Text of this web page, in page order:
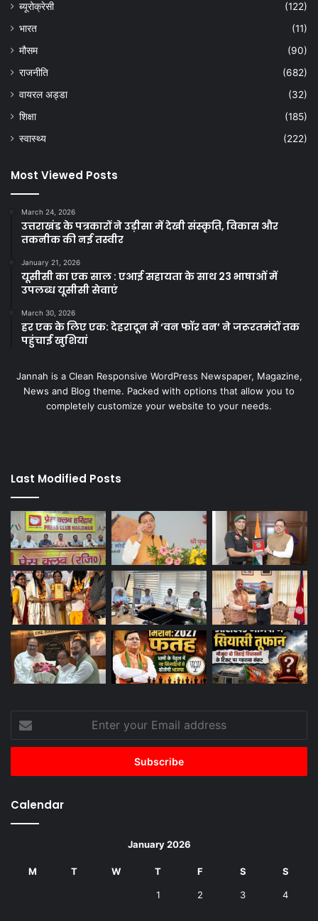
ब्यूरोक्रेसी
(122)
भारत
(11)
मौसम
(90)
राजनीति
(682)
वायरल अड्डा
(32)
शिक्षा
(185)
स्वास्थ्य
(222)
Most Viewed Posts
March 24, 2026
उत्तराखंड के पत्रकारों ने उड़ीसा में देखी संस्कृति, विकास और
तकनीक की नई तस्वीर
January 21, 2026
यूसीसी का एक साल : एआई सहायता के साथ 23 भाषाओं में
उपलब्ध यूसीसी सेवाएं
March 30, 2026
हर एक के लिए एक: देहरादून में ‘वन फॉर वन’ ने जरूरतमंदों तक
पहुंचाई खुशियां
Jannah is a Clean Responsive WordPress Newspaper, Magazine,
News and Blog theme. Packed with options that allow you to
completely customize your website to your needs.
Last Modified Posts
your
Email
Calendar
January 2026
M T W T F S S
1 2 3 4